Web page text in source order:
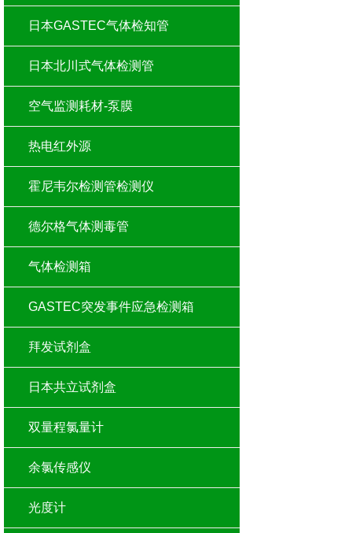
日本GASTEC气体检知管
日本北川式气体检测管
空气监测耗材-泵膜
热电红外源
霍尼韦尔检测管检测仪
德尔格气体测毒管
气体检测箱
GASTEC突发事件应急检测箱
拜发试剂盒
日本共立试剂盒
双量程氯量计
余氯传感仪
光度计